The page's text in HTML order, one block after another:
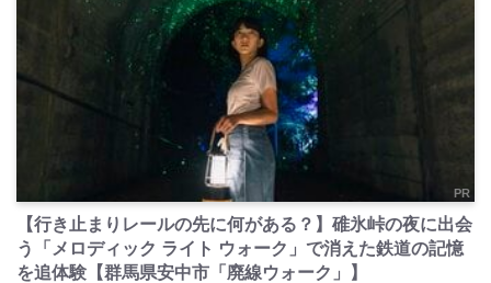
PR
【行き止まりレールの先に何がある？】碓氷峠の夜に出会
う「メロディック ライト ウォーク」で消えた鉄道の記憶
を追体験【群馬県安中市「廃線ウォーク」】